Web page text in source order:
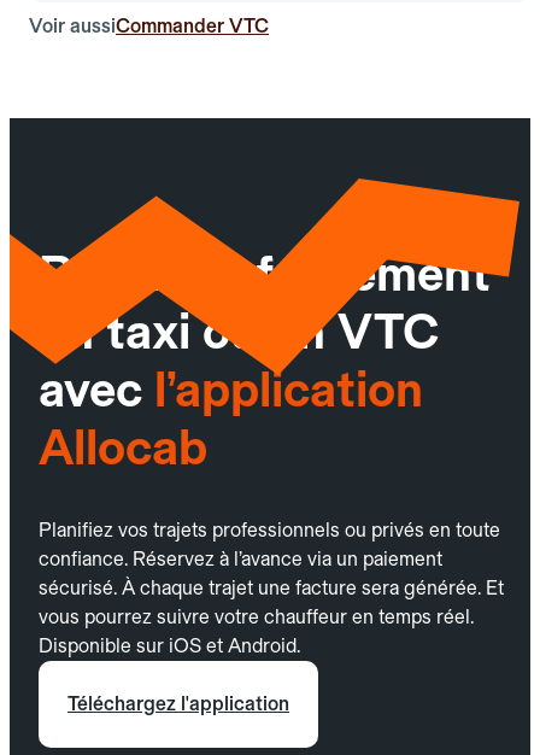
Voir aussiCommander VTC
Réservez facilement
un taxi ou un VTC
avec l’application
Allocab
Planifiez vos trajets professionnels ou privés en toute
confiance. Réservez à l’avance via un paiement
sécurisé. À chaque trajet une facture sera générée. Et
vous pourrez suivre votre chauffeur en temps réel.
Disponible sur iOS et Android.
Téléchargez l'application